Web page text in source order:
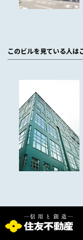
このビルを見ている人は